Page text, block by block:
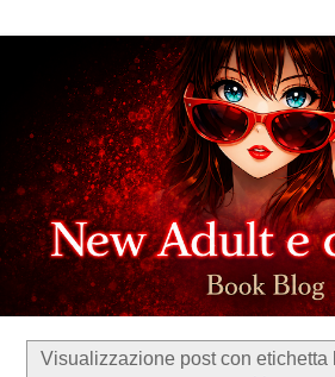
Visualizzazione post con etichetta